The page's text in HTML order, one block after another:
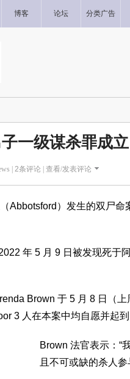
博客 论坛 分类广告
一级谋杀罪成
| 2条评论 | 查看/发表评论
Abbotsford）发生的双尸命
年 5 月 9 日被发现死于
Brown 于 5 月 8 日（
3 人在本案中均自愿并起到
Brown 法官表示：“
且不可或缺的杀人参